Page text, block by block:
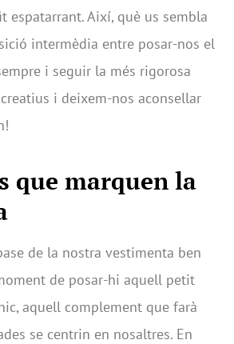
espatarrant. Així, què us sembla
intermèdia entre posar-nos el
i seguir la més rigorosa
i deixem-nos aconsellar
que marquen la
de la nostra vestimenta ben
de posar-hi aquell petit
aquell complement que farà
se centrin en nosaltres. En